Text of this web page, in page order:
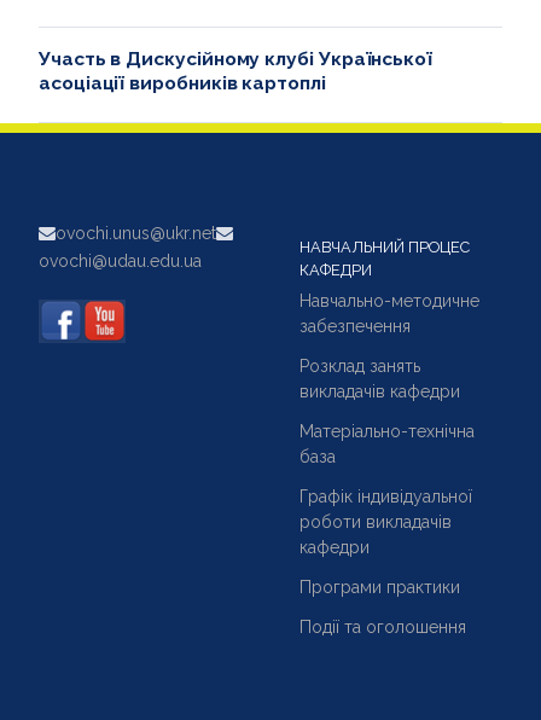
Участь в Дискусійному клубі Української
асоціації виробників картоплі
ovochi.unus@ukr.net
ovochi@udau.edu.ua
НАВЧАЛЬНИЙ ПРОЦЕС
КАФЕДРИ
Навчально-методичне
забезпечення
Розклад занять
викладачів кафедри
Матеріально-технічна
база
Графік індивідуальної
роботи викладачів
кафедри
Програми практики
Події та оголошення